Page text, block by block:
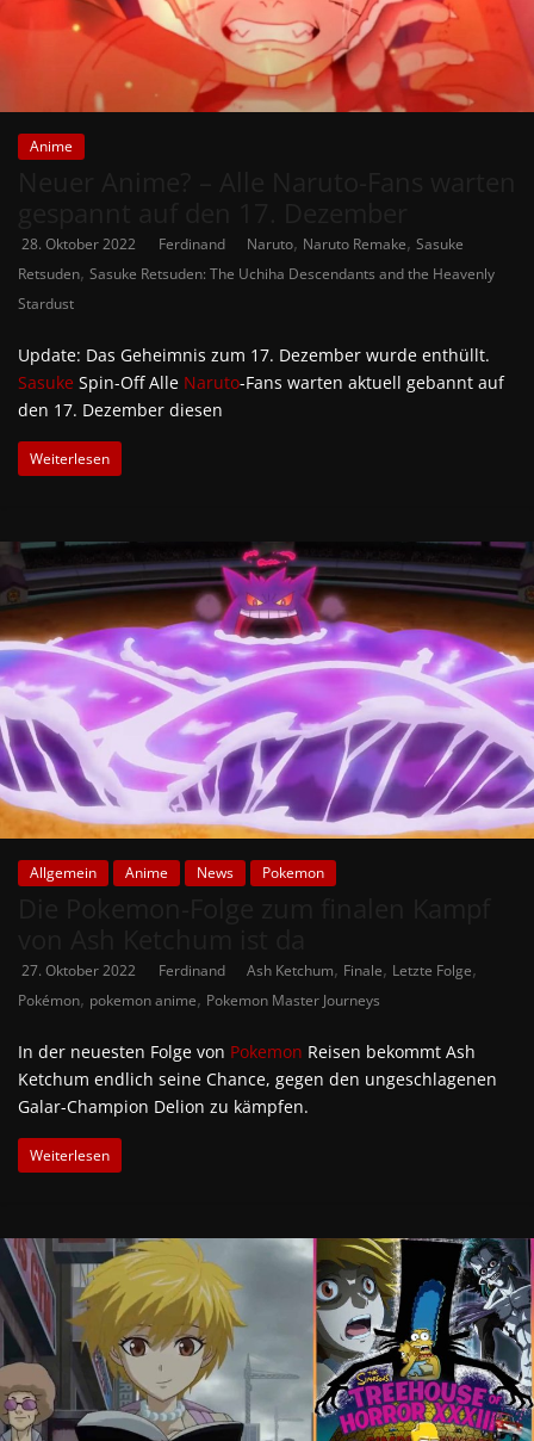
Anime
28. Oktober 2022 Ferdinand Naruto, Naruto Remake, Sasuke
Retsuden, Sasuke Retsuden: The Uchiha Descendants and the Heavenly
Stardust
Update: Das Geheimnis zum 17. Dezember wurde enthüllt.
Sasuke Spin-Off Alle Naruto-Fans warten aktuell gebannt auf
den 17. Dezember diesen
Weiterlesen
Allgemein Anime News Pokemon
27. Oktober 2022 Ferdinand Ash Ketchum, Finale, Letzte Folge,
Pokémon, pokemon anime, Pokemon Master Journeys
In der neuesten Folge von Pokemon Reisen bekommt Ash
Ketchum endlich seine Chance, gegen den ungeschlagenen
Galar-Champion Delion zu kämpfen.
Weiterlesen